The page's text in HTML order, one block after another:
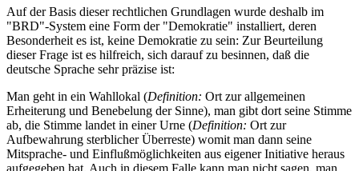
Auf der Basis dieser rechtlichen Grundlagen wurde deshalb im
"BRD"-System eine Form der "Demokratie" installiert, deren
Besonderheit es ist, keine Demokratie zu sein: Zur Beurteilung
dieser Frage ist es hilfreich, sich darauf zu besinnen, daß die
deutsche Sprache sehr präzise ist:
Man geht in ein Wahllokal (Definition: Ort zur allgemeinen
Erheiterung und Benebelung der Sinne), man gibt dort seine Stimme
ab, die Stimme landet in einer Urne (Definition: Ort zur
Aufbewahrung sterblicher Überreste) womit man dann seine
Mitsprache- und Einflußmöglichkeiten aus eigener Initiative heraus
aufgegeben hat. Auch in diesem Falle kann man nicht sagen, man